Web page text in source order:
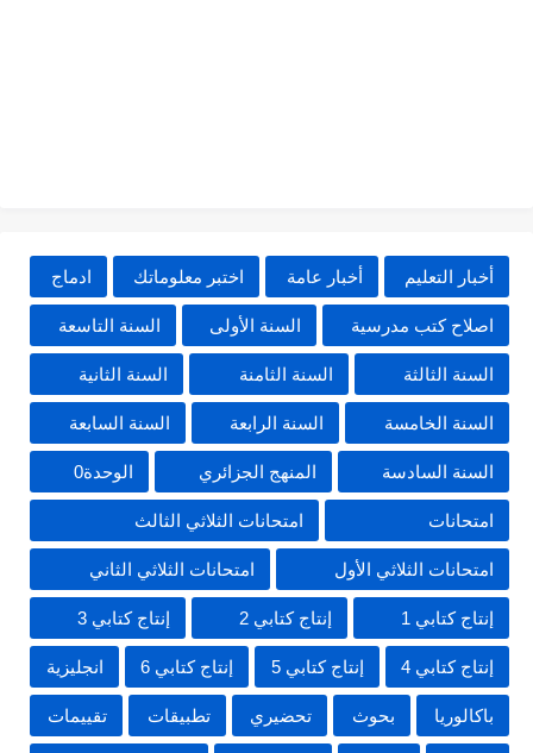
أخبار التعليم أخبار عامة اختبر معلوماتك ادماج
اصلاح كتب مدرسية السنة الأولى السنة التاسعة
السنة الثالثة السنة الثامنة السنة الثانية
السنة الخامسة السنة الرابعة السنة السابعة
السنة السادسة المنهج الجزائري الوحدة0
امتحانات امتحانات الثلاثي الثالث
امتحانات الثلاثي الأول امتحانات الثلاثي الثاني
إنتاج كتابي 1 إنتاج كتابي 2 إنتاج كتابي 3
إنتاج كتابي 4 إنتاج كتابي 5 إنتاج كتابي 6 انجليزية
باكالوريا بحوث تحضيري تطبيقات تقييمات